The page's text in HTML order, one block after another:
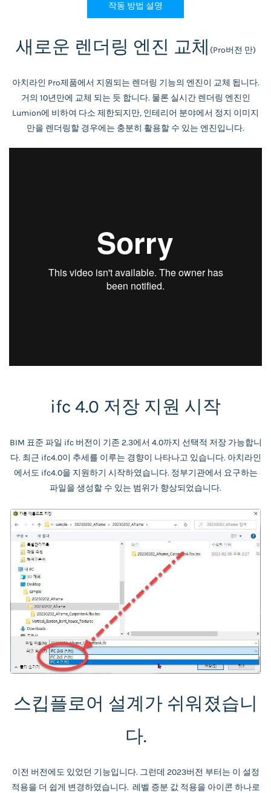
작동 방법 설명
새로운 렌더링 엔진 교체 (Pro버전 만)
아치라인 Pro제품에서 지원되는 렌더링 기능의 엔진이 교체 됩니다.
거의 10년만에 교체 되는 듯 합니다. 물론 실시간 렌더링 엔진인
Lumion에 비하여 다소 제한되지만, 인테리어 분야에서 정지 이미지
만을 렌더링할 경우에는 충분히 활용할 수 있는 엔진입니다.
ifc 4.0 저장 지원 시작
BIM 표준 파일 ifc 버전이 기존 2.3에서 4.0까지 선택적 저장 가능합니
다. 최근 ifc4.0이 추세를 이루는 경향이 나타나고 있습니다. 아치라인
에서도 ifc4.0을 지원하기 시작하였습니다. 정부기관에서 요구하는
파일을 생성할 수 있는 범위가 향상되었습니다.
스킵플로어 설계가 쉬워졌습니
다.
이전 버전에도 있었던 기능입니다. 그런데 2023버전 부터는 이 설정
적용을 더 쉽게 변경하였습니다. 레벨 증분 값 적용을 아이콘 하나로